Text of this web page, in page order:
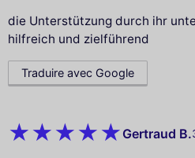
die Unterstützung durch ihr
hilfreich und zielführend
Traduire avec Google
Gertraud B.